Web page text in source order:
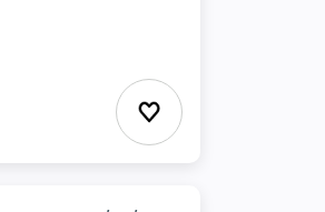
Ajouter aux